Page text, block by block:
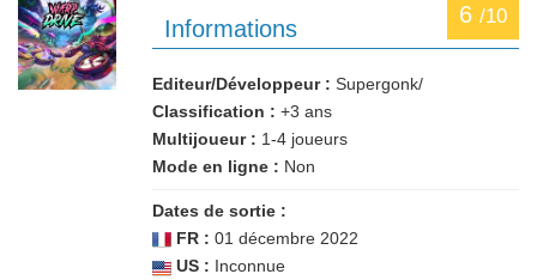
6 /10
Informations
Editeur/Développeur : Supergonk/
Classification : +3 ans
Multijoueur : 1-4 joueurs
Mode en ligne : Non
Dates de sortie :
FR : 01 décembre 2022
US : Inconnue